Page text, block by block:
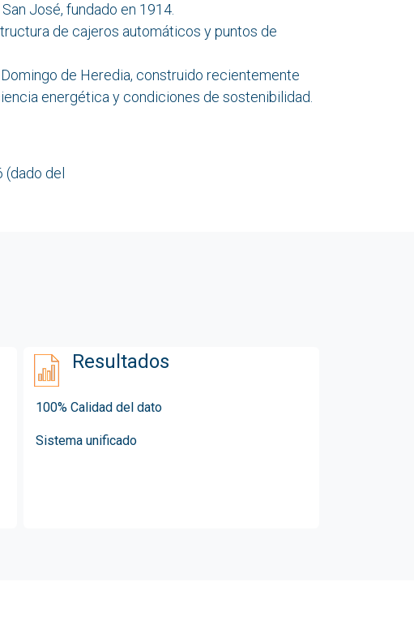
José, fundado en 1914.
de cajeros automáticos y puntos de
de Heredia, construido recientemente
energética y condiciones de sostenibilidad.
del
Resultados
100% Calidad del dato
Sistema unificado